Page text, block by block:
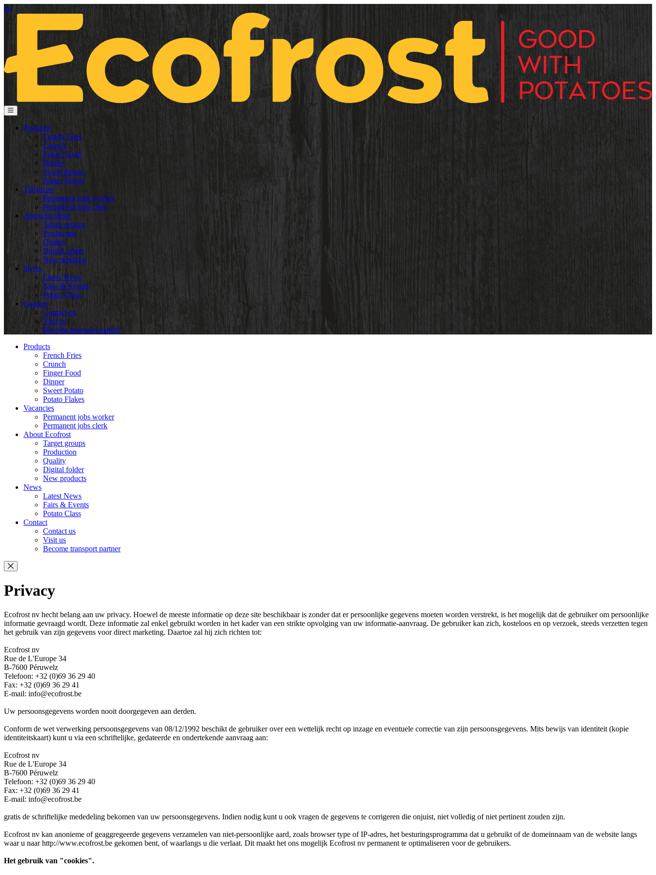
en
Products
French Fries
Crunch
Finger Food
Dinner
Sweet Potato
Potato Flakes
Vacancies
Permanent jobs worker
Permanent jobs clerk
About Ecofrost
Target groups
Production
Quality
Digital folder
New products
News
Latest News
Fairs & Events
Potato Class
Contact
Contact us
Visit us
Become transport partner
Products
French Fries
Crunch
Finger Food
Dinner
Sweet Potato
Potato Flakes
Vacancies
Permanent jobs worker
Permanent jobs clerk
About Ecofrost
Target groups
Production
Quality
Digital folder
New products
News
Latest News
Fairs & Events
Potato Class
Contact
Contact us
Visit us
Become transport partner
Privacy
Ecofrost nv hecht belang aan uw privacy. Hoewel de meeste informatie op deze site beschikbaar is zonder dat er persoonlijke gegevens moeten worden verstrekt, is het mogelijk dat de gebruiker om persoonlijke
informatie gevraagd wordt. Deze informatie zal enkel gebruikt worden in het kader van een strikte opvolging van uw informatie-aanvraag. De gebruiker kan zich, kosteloos en op verzoek, steeds verzetten tegen
het gebruik van zijn gegevens voor direct marketing. Daartoe zal hij zich richten tot:
Ecofrost nv
Rue de L'Europe 34
B-7600 Péruwelz
Telefoon: +32 (0)69 36 29 40
Fax: +32 (0)69 36 29 41
E-mail: info@ecofrost.be
Uw persoonsgegevens worden nooit doorgegeven aan derden.
Conform de wet verwerking persoonsgegevens van 08/12/1992 beschikt de gebruiker over een wettelijk recht op inzage en eventuele correctie van zijn persoonsgegevens. Mits bewijs van identiteit (kopie
identiteitskaart) kunt u via een schriftelijke, gedateerde en ondertekende aanvraag aan:
Ecofrost nv
Rue de L'Europe 34
B-7600 Péruwelz
Telefoon: +32 (0)69 36 29 40
Fax: +32 (0)69 36 29 41
E-mail: info@ecofrost.be
gratis de schriftelijke mededeling bekomen van uw persoonsgegevens. Indien nodig kunt u ook vragen de gegevens te corrigeren die onjuist, niet volledig of niet pertinent zouden zijn.
Ecofrost nv kan anonieme of geaggregeerde gegevens verzamelen van niet-persoonlijke aard, zoals browser type of IP-adres, het besturingsprogramma dat u gebruikt of de domeinnaam van de website langs
waar u naar http://www.ecofrost.be gekomen bent, of waarlangs u die verlaat. Dit maakt het ons mogelijk Ecofrost nv permanent te optimaliseren voor de gebruikers.
Het gebruik van "cookies".